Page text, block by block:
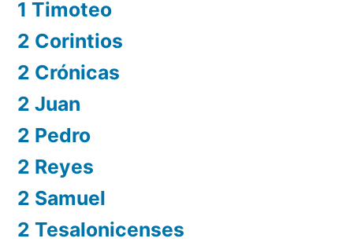
1 Timoteo
2 Corintios
2 Crónicas
2 Juan
2 Pedro
2 Reyes
2 Samuel
2 Tesalonicenses